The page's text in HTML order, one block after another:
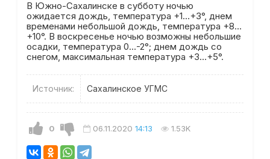
В Южно-Сахалинске в субботу ночью
ожидается дождь, температура +1…+3°, днем
временами небольшой дождь, температура +8…
+10°. В воскресенье ночью возможны небольшие
осадки, температура 0…-2°; днем дождь со
снегом, максимальная температура +3…+5°.
Источник: Сахалинское УГМС
0 06.11.2020 14:13 1.53K